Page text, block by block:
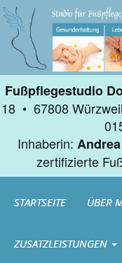
Fußpflegestudio
18 • 67808
Inhaberin:
zertifizierte
STARTSEITE ÜBER
ZUSATZLEISTUNGEN